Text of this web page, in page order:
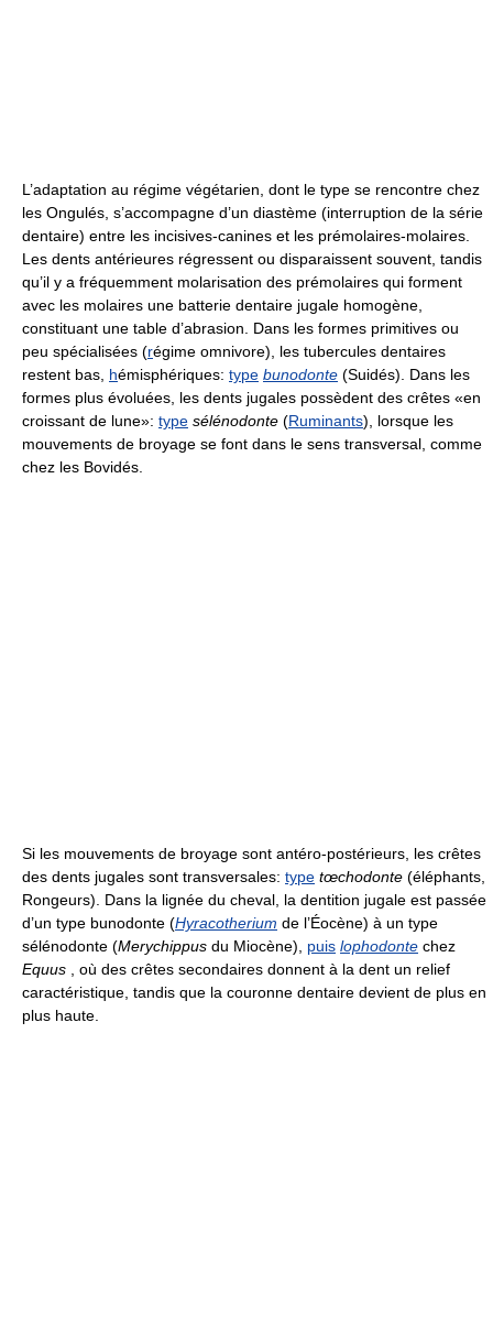
L’adaptation au régime végétarien, dont le type se rencontre chez
les Ongulés, s’accompagne d’un diastème (interruption de la série
dentaire) entre les incisives-canines et les prémolaires-molaires.
Les dents antérieures régressent ou disparaissent souvent, tandis
qu’il y a fréquemment molarisation des prémolaires qui forment
avec les molaires une batterie dentaire jugale homogène,
constituant une table d’abrasion. Dans les formes primitives ou
peu spécialisées (régime omnivore), les tubercules dentaires
restent bas, hémisphériques: type bunodonte (Suidés). Dans les
formes plus évoluées, les dents jugales possèdent des crêtes «en
croissant de lune»: type sélénodonte (Ruminants), lorsque les
mouvements de broyage se font dans le sens transversal, comme
chez les Bovidés.
Si les mouvements de broyage sont antéro-postérieurs, les crêtes
des dents jugales sont transversales: type tœchodonte (éléphants,
Rongeurs). Dans la lignée du cheval, la dentition jugale est passée
d’un type bunodonte (Hyracotherium de l’Éocène) à un type
sélénodonte (Merychippus du Miocène), puis lophodonte chez
Equus , où des crêtes secondaires donnent à la dent un relief
caractéristique, tandis que la couronne dentaire devient de plus en
plus haute.